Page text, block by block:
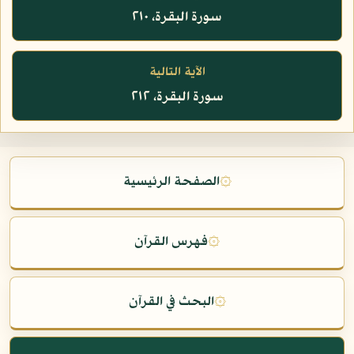
سورة البقرة، ٢١٠
الآية التالية
سورة البقرة، ٢١٢
۞الصفحة الرئيسية
۞فهرس القرآن
۞البحث في القرآن